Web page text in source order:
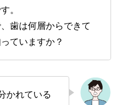
。
歯は何層からできて
ていますか？
かれている